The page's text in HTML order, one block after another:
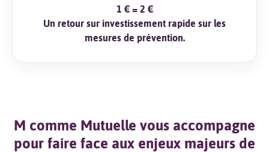
1 € = 2 €
Un retour sur investissement rapide sur les
mesures de prévention.
M comme Mutuelle vous accompagne
pour faire face aux enjeux majeurs de